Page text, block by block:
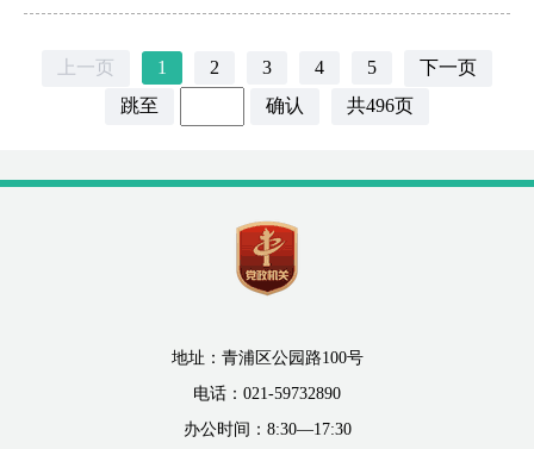
上一页 1 2 3 4 5
下一页
跳至
确认 共496页
地址：青浦区公园路100号
电话：021-59732890
办公时间：8:30—17:30